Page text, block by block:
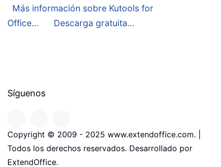
Más información sobre Kutools for
Office...
Descarga gratuita...
Síguenos
Copyright © 2009 - 2025 www.extendoffice.com. |
Todos los derechos reservados. Desarrollado por
ExtendOffice.